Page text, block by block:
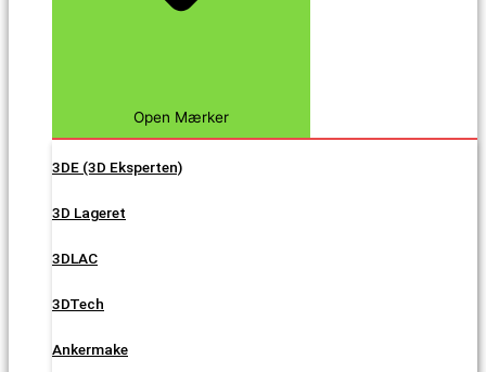
Open Mærker
3DE (3D Eksperten)
3D Lageret
3DLAC
3DTech
Ankermake